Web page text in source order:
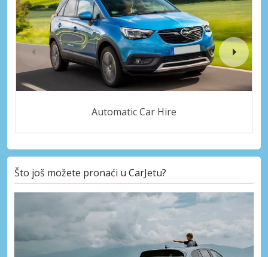
Automatic Car Hire
Što još možete pronaći u CarJetu?